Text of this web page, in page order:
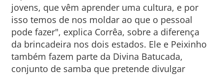
jovens, que vêm aprender uma cultura, e por
isso temos de nos moldar ao que o pessoal
pode fazer", explica Corrêa, sobre a diferença
da brincadeira nos dois estados. Ele e Peixinho
também fazem parte da Divina Batucada,
conjunto de samba que pretende divulgar